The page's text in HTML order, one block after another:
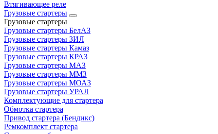
Втягивающее реле
Грузовые стартеры
Грузовые стартеры
Грузовые стартеры БелАЗ
Грузовые стартеры ЗИЛ
Грузовые стартеры Камаз
Грузовые стартеры КРАЗ
Грузовые стартеры МАЗ
Грузовые стартеры ММЗ
Грузовые стартеры МОАЗ
Грузовые стартеры УРАЛ
Комплектующие для стартера
Обмотка стартера
Привод стартера (Бендикс)
Ремкомплект стартера